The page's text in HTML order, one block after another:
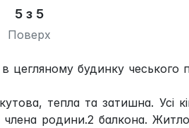
5 з 5
Поверх
цегляному будинку чеського
тепла та затишна. Усі
родини.2 балкона.